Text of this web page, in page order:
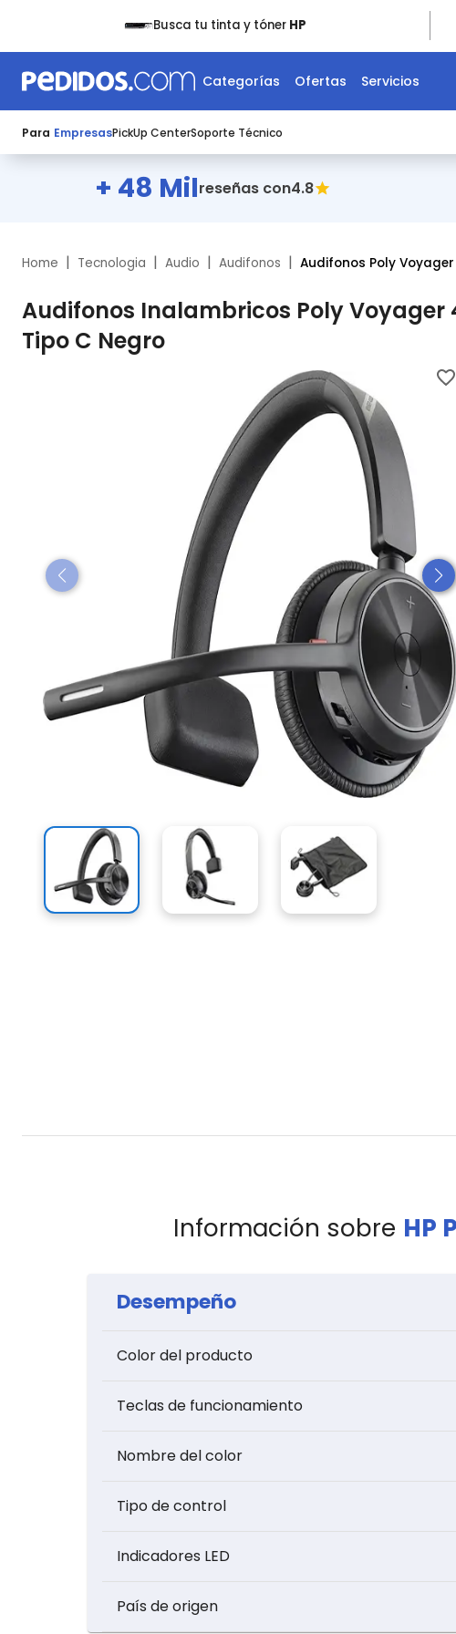
Busca tu tinta y tónerHP
Categorías Ofertas Servicios
Para EmpresasPickUp CenterSoporte Técnico
+ 48 Milreseñas con4.8
Home | Tecnologia | Audio | Audifonos | Audifonos Poly
Audifonos Inalambricos Poly Voyager
Tipo C Negro
Información sobre HP
Desempeño
Color del producto
Teclas de funcionamiento
Nombre del color
Tipo de control
Indicadores LED
País de origen